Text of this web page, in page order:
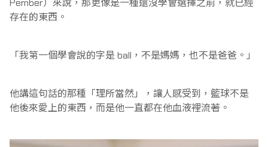
新竹御嵿攻城獅
歷史紀錄
獎項
歷屆獎項
購票
臺北台新戰神
FANTASY
創作者計畫
Pember）來說，那更像是一種還沒學會選擇之前，就已經
存在的東西。
「我第一個學會說的字是 ball，不是媽媽，也不是爸爸。」
他講這句話的那種「理所當然」，讓人感受到，籃球不是
他後來愛上的東西，而是他一直都在他血液裡流著。